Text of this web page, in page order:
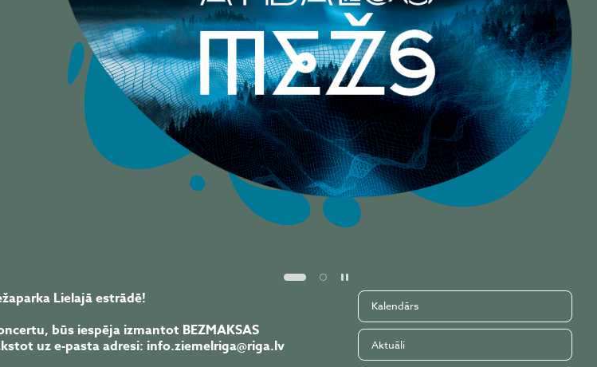
Pause
Lielajā estrādē!
būs iespēja izmantot BEZMAKSAS
uz e-pasta adresi: info.ziemelriga@riga.lv
Kalendārs
Aktuāli